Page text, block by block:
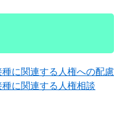
に関連する人権への配慮
に関連する人権相談